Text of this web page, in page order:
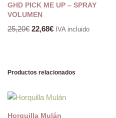
GHD PICK ME UP – SPRAY
VOLUMEN
25,20€ 22,68€ IVA incluido
Productos relacionados
Horquilla Mulán